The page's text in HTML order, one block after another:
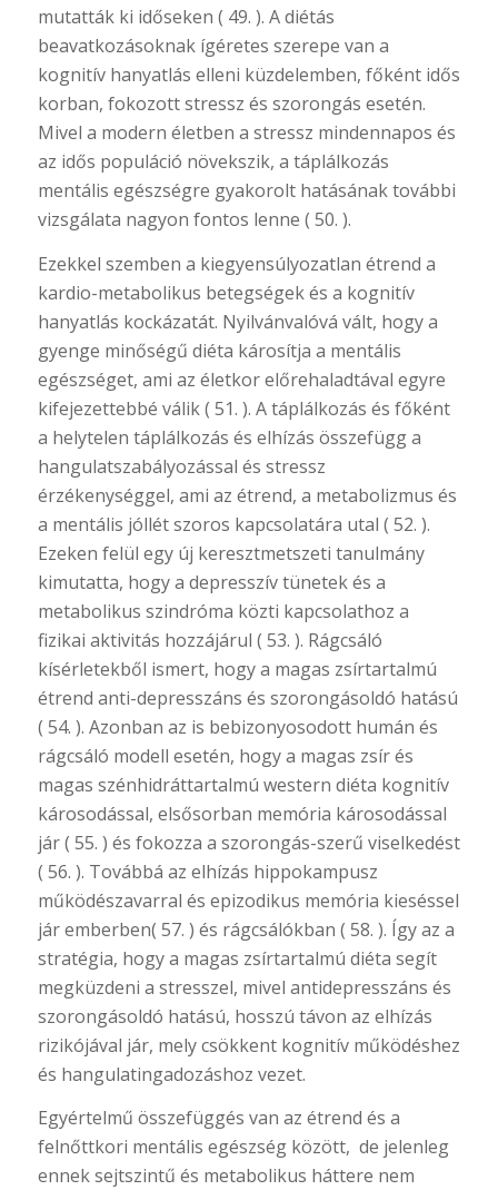
mutatták ki időseken ( 49. ). A diétás
beavatkozásoknak ígéretes szerepe van a
kognitív hanyatlás elleni küzdelemben, főként idős
korban, fokozott stressz és szorongás esetén.
Mivel a modern életben a stressz mindennapos és
az idős populáció növekszik, a táplálkozás
mentális egészségre gyakorolt hatásának további
vizsgálata nagyon fontos lenne ( 50. ).
Ezekkel szemben a kiegyensúlyozatlan étrend a
kardio-metabolikus betegségek és a kognitív
hanyatlás kockázatát. Nyilvánvalóvá vált, hogy a
gyenge minőségű diéta károsítja a mentális
egészséget, ami az életkor előrehaladtával egyre
kifejezettebbé válik ( 51. ). A táplálkozás és főként
a helytelen táplálkozás és elhízás összefügg a
hangulatszabályozással és stressz
érzékenységgel, ami az étrend, a metabolizmus és
a mentális jóllét szoros kapcsolatára utal ( 52. ).
Ezeken felül egy új keresztmetszeti tanulmány
kimutatta, hogy a depresszív tünetek és a
metabolikus szindróma közti kapcsolathoz a
fizikai aktivitás hozzájárul ( 53. ). Rágcsáló
kísérletekből ismert, hogy a magas zsírtartalmú
étrend anti-depresszáns és szorongásoldó hatású
( 54. ). Azonban az is bebizonyosodott humán és
rágcsáló modell esetén, hogy a magas zsír és
magas szénhidráttartalmú western diéta kognitív
károsodással, elsősorban memória károsodással
jár ( 55. ) és fokozza a szorongás-szerű viselkedést
( 56. ). Továbbá az elhízás hippokampusz
működészavarral és epizodikus memória kieséssel
jár emberben( 57. ) és rágcsálókban ( 58. ). Így az a
stratégia, hogy a magas zsírtartalmú diéta segít
megküzdeni a stresszel, mivel antidepresszáns és
szorongásoldó hatású, hosszú távon az elhízás
rizikójával jár, mely csökkent kognitív működéshez
és hangulatingadozáshoz vezet.
Egyértelmű összefüggés van az étrend és a
felnőttkori mentális egészség között, de jelenleg
ennek sejtszintű és metabolikus háttere nem